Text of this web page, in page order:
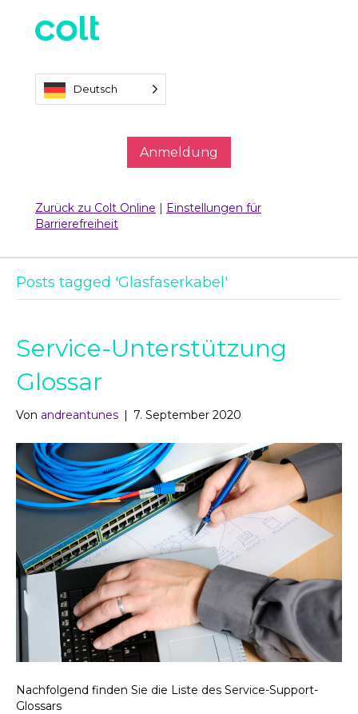
Deutsch
Anmeldung
Zurück zu Colt Online
Einstellungen für
Barrierefreiheit
Posts tagged 'Glasfaserkabel'
Service-Unterstützung
Glossar
Von andreantunes 7. September 2020
Nachfolgend finden Sie die Liste des Service-Support-
Glossars